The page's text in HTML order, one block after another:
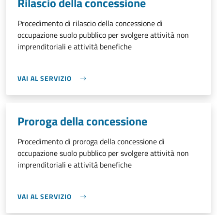
Procedimento di rilascio della concessione di
occupazione suolo pubblico per svolgere attività non
imprenditoriali e attività benefiche
VAI AL SERVIZIO
Proroga della concessione
Procedimento di proroga della concessione di
occupazione suolo pubblico per svolgere attività non
imprenditoriali e attività benefiche
VAI AL SERVIZIO